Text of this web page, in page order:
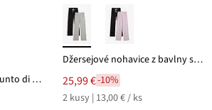
Nohavice so záhybmi Punto di Roma
Džersejové nohavice z bavlny so strečom (2 ks)
25,99 €-10%
2 kusy | 13,00 € / ks